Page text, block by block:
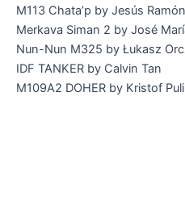
M113 Chata’p by Jesús Ramón
Merkava Siman 2 by José
Nun-Nun M325 by Łukasz
IDF TANKER by Calvin Tan
M109A2 DOHER by Kristof